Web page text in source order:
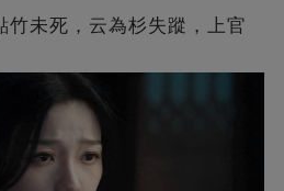
竹未死，云為杉失蹤，上官